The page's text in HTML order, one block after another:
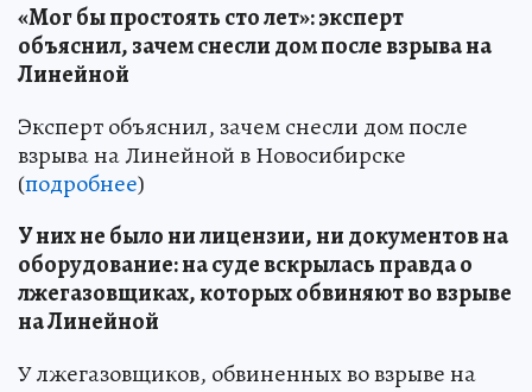
«Мог бы простоять сто лет»: эксперт
объяснил, зачем снесли дом после взрыва на
Линейной
Эксперт объяснил, зачем снесли дом после
взрыва на Линейной в Новосибирске
(подробнее)
У них не было ни лицензии, ни документов на
оборудование: на суде вскрылась правда о
лжегазовщиках, которых обвиняют во взрыве
на Линейной
У лжегазовщиков, обвиненных во взрыве на